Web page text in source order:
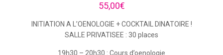
55,00€
INITIATION A L’OENOLOGIE + COCKTAIL DINATOIRE !
SALLE PRIVATISEE : 30 places
19h30 – 20h30 : Cours d’oenologie